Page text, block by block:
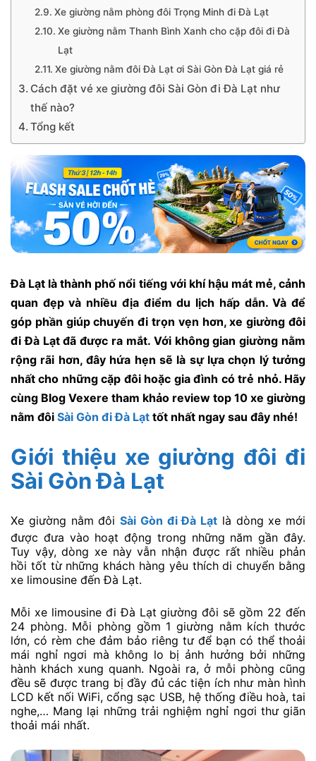
Xe giường nằm phòng đôi Trọng Minh đi Đà Lạt
Xe giường nằm Thanh Bình Xanh cho cặp đôi đi Đà
Lạt
Xe giường nằm đôi Đà Lạt ơi Sài Gòn Đà Lạt giá rẻ
Cách đặt vé xe giường đôi Sài Gòn đi Đà Lạt như
thế nào?
Tổng kết
Đà Lạt là thành phố nổi tiếng với khí hậu mát mẻ, cảnh
quan đẹp và nhiều địa điểm du lịch hấp dẫn. Và để
góp phần giúp chuyến đi trọn vẹn hơn, xe giường đôi
đi Đà Lạt đã được ra mắt. Với không gian giường nằm
rộng rãi hơn, đây hứa hẹn sẽ là sự lựa chọn lý tưởng
nhất cho những cặp đôi hoặc gia đình có trẻ nhỏ. Hãy
cùng Blog Vexere tham khảo review top 10 xe giường
nằm đôi Sài Gòn đi Đà Lạt tốt nhất ngay sau đây nhé!
Giới thiệu xe giường đôi đi
Sài Gòn Đà Lạt
Xe giường nằm đôi Sài Gòn đi Đà Lạt là dòng xe mới
được đưa vào hoạt động trong những năm gần đây.
Tuy vậy, dòng xe này vẫn nhận được rất nhiều phản
hồi tốt từ những khách hàng yêu thích di chuyển bằng
xe limousine đến Đà Lạt.
Mỗi xe limousine đi Đà Lạt giường đôi sẽ gồm 22 đến
24 phòng. Mỗi phòng gồm 1 giường nằm kích thước
lớn, có rèm che đảm bảo riêng tư để bạn có thể thoải
mái nghỉ ngơi mà không lo bị ảnh hưởng bởi những
hành khách xung quanh. Ngoài ra, ở mỗi phòng cũng
đều sẽ được trang bị đầy đủ các tiện ích như màn hình
LCD kết nối WiFi, cổng sạc USB, hệ thống điều hoà, tai
nghe,… Mang lại những trải nghiệm nghỉ ngơi thư giãn
thoải mái nhất.